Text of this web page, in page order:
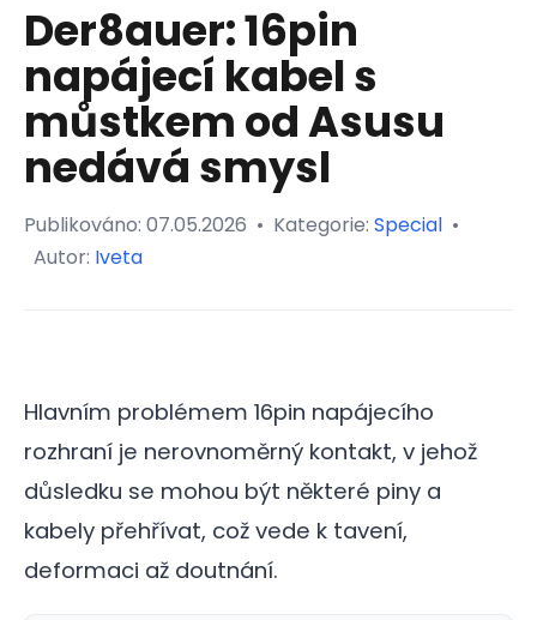
Der8auer: 16pin
napájecí kabel s
můstkem od Asusu
nedává smysl
Publikováno: 07.05.2026 • Kategorie: Special •
Autor: Iveta
Hlavním problémem 16pin napájecího
rozhraní je nerovnoměrný kontakt, v jehož
důsledku se mohou být některé piny a
kabely přehřívat, což vede k tavení,
deformaci až doutnání.